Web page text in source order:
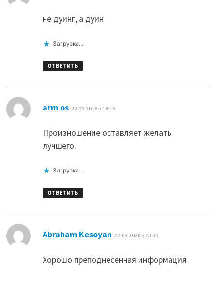
не дуинг, а дуин
Загрузка...
ОТВЕТИТЬ
arm os: 22.09.2018 в 18:16
Произношение оставляет желать
лучшего.
Загрузка...
ОТВЕТИТЬ
Abraham Kesoyan 22.08.2020 в 23:35
Хорошо преподнесённая информация